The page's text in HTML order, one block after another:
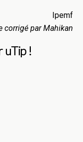
Ipemf
corrigé par Mahikan
uTip !